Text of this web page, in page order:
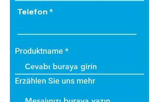
Telefon
Produktname
Erzählen Sie uns mehr